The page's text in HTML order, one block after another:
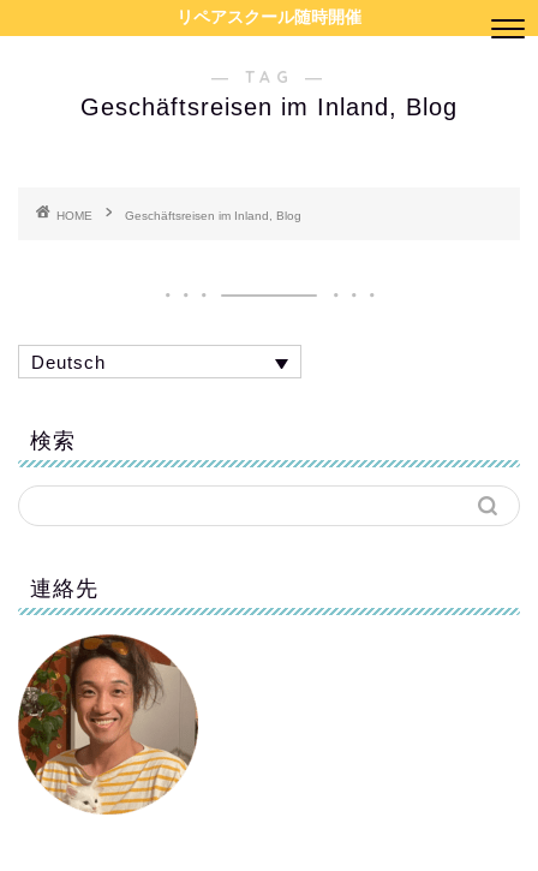
リペアスクール随時開催
― TAG ―
Geschäftsreisen im Inland, Blog
HOME Geschäftsreisen im Inland, Blog
Deutsch
検索
連絡先